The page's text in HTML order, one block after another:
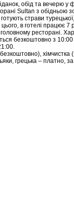
обід та вечерю
Sultan з обідньою
страви турецької,
в готелі працює
ресторані.
безкоштовно з
грецька – платно,